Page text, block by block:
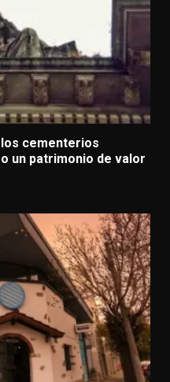
cementerios
un patrimonio de valor